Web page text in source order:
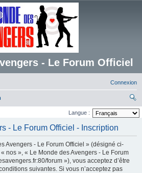
- Le Forum Officiel
Connexion
ec
ch
Langue :
- Le Forum Officiel - Inscription
Avengers - Le Forum Officiel » (désigné ci-
nos », « Le Monde des Avengers - Le Forum
forum »), vous acceptez d’être
suivantes. Si vous n’acceptez pas